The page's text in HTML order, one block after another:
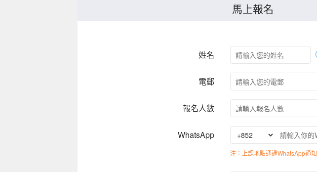
馬上報名
姓名
電郵
報名人數
WhatsApp
注：上課地點通過WhatsApp通知